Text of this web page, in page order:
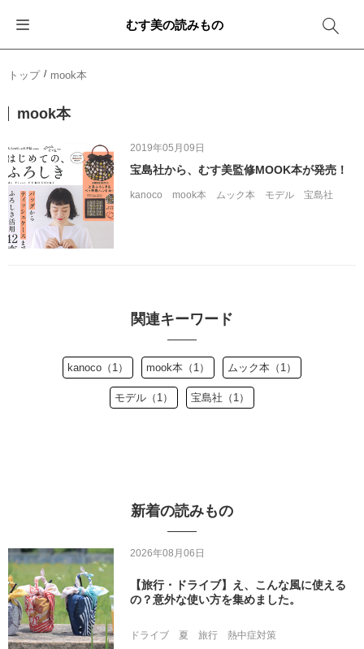
むす美の読みもの
トップ mook本
mook本
2019年05月09日
宝島社から、むす美監修MOOK本が発売！
kanoco mook本 ムック本 モデル 宝島社
関連キーワード
kanoco（1） mook本（1） ムック本（1）
モデル（1） 宝島社（1）
新着の読みもの
2026年08月06日
【旅行・ドライブ】え、こんな風に使える
の？意外な使い方を集めました。
ドライブ 夏 旅行 熱中症対策
イベント・キャンペーン
新商品
メディア情報
その他
エコバッグ
おしゃれコーデバッグ
収納にもなるバッグ
箱を包む
お酒を包む
一番人気「花包み」
簡単「バッグアレンジ」
ファッション
インテリア
アウトドア
雨の日
卒業・入学
退職・異動
結婚
出産